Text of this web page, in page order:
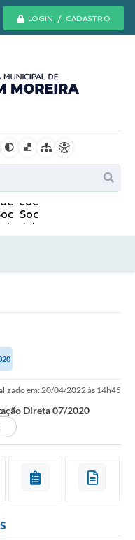
LOGIN / CADASTRO
em: 20/04/2022 às 14h45
Direta 07/2020